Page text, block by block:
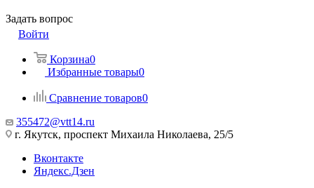
Задать вопрос
Войти
Корзина0
Избранные товары0
Сравнение товаров0
355472@vtt14.ru
г. Якутск, проспект Михаила Николаева, 25/5
Вконтакте
Яндекс.Дзен